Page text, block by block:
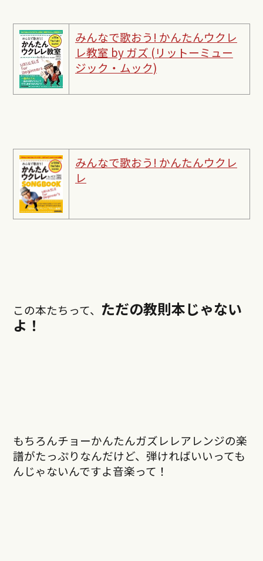
みんなで歌おう! かんたんウクレ
レ教室 by ガズ (リットーミュー
ジック・ムック)
みんなで歌おう! かんたんウクレ
レ
この本たちって、 ただの教則本じゃない
よ！
もちろんチョーかんたんガズレレアレンジの楽
譜がたっぷりなんだけど、弾ければいいっても
んじゃないんですよ音楽って！